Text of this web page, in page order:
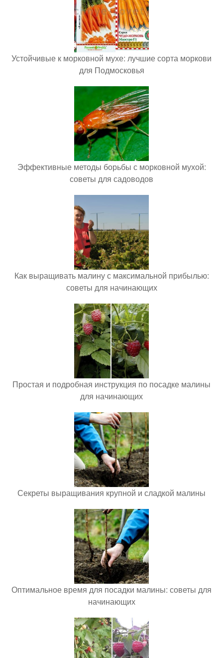
Устойчивые к морковной мухе: лучшие сорта моркови
для Подмосковья
Эффективные методы борьбы с морковной мухой:
советы для садоводов
Как выращивать малину с максимальной прибылью:
советы для начинающих
Простая и подробная инструкция по посадке малины
для начинающих
Секреты выращивания крупной и сладкой малины
Оптимальное время для посадки малины: советы для
начинающих